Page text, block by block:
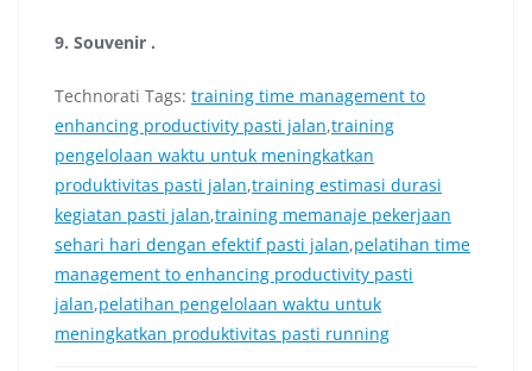
9. Souvenir .
Technorati Tags: training time management to
enhancing productivity pasti jalan,training
pengelolaan waktu untuk meningkatkan
produktivitas pasti jalan,training estimasi durasi
kegiatan pasti jalan,training memanaje pekerjaan
sehari hari dengan efektif pasti jalan,pelatihan time
management to enhancing productivity pasti
jalan,pelatihan pengelolaan waktu untuk
meningkatkan produktivitas pasti running